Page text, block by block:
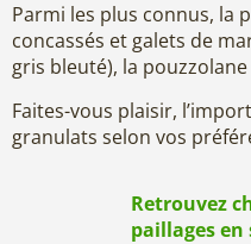
Parmi les plus connus, la
concassés et galets de
gris bleuté), la
Faites-vous plaisir,
granulats selon vos
Retrouvez
paillages en